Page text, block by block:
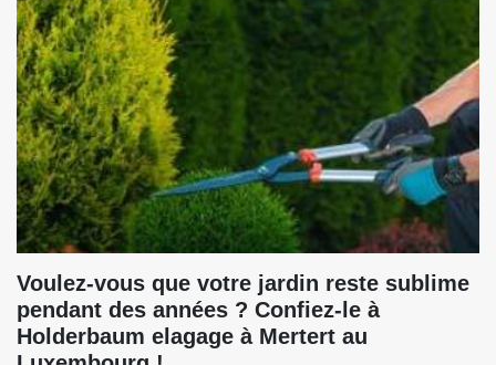
Voulez-vous que votre jardin reste sublime
pendant des années ? Confiez-le à
Holderbaum elagage à Mertert au